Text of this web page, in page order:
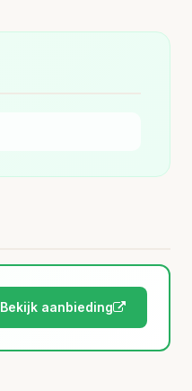
Bekijk aanbieding